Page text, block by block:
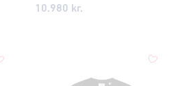
10.980 kr.